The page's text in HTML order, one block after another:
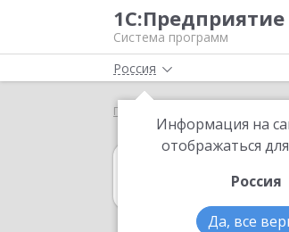
1С:Предприятие
Система программ
Россия
Информация на
отображаться
Россия
Да, все
Главная
в